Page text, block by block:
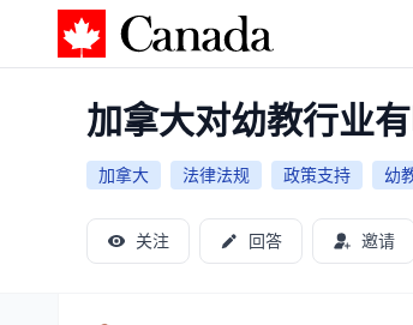
加拿大攻略
加拿大对幼教行业
加拿大 法律法规 政策支持 幼
关注 回答 邀请